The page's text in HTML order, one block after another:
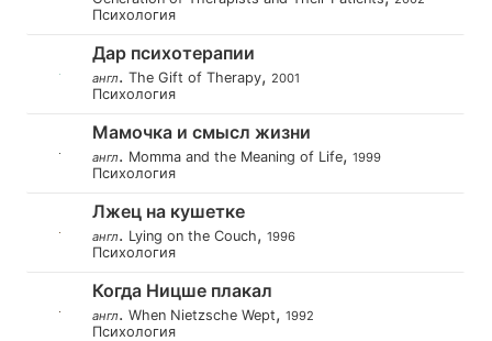
Психология
Дар психотерапии
англ. The Gift of Therapy, 2001
Психология
Мамочка и смысл жизни
англ. Momma and the Meaning of Life, 1999
Психология
Лжец на кушетке
англ. Lying on the Couch, 1996
Психология
Когда Ницше плакал
англ. When Nietzsche Wept, 1992
Психология